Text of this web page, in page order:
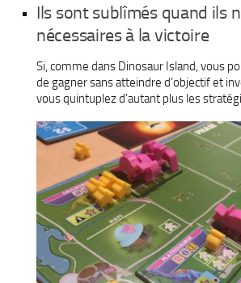
Ils sont sublîmés quand ils
nécessaires à la victoire
Si, comme dans Dinosaur Island, vous
de gagner sans atteindre d’objectif et
vous quintuplez d’autant plus les